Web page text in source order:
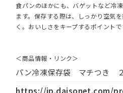
食パンのほかにも、バゲットなど冷
ます。保存する際は、しっかり空気
く。おいしさをキープするポイントで
＜商品情報・リンク＞
パン冷凍保存袋 マチつき
https://jp.daisonet.com/